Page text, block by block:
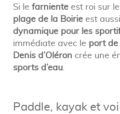
Si le farnienteest roi sur le
plage de la Boirieest
dynamique pour les
immédiate avec le port
Denis d’Oléron crée une
sports d’eau.
Paddle, kayak et